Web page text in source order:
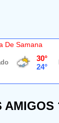
De Samana
AMIGOS